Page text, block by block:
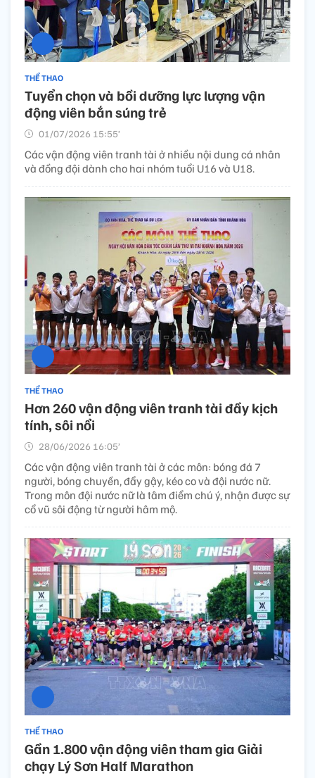
THỂ THAO
Tuyển chọn và bồi dưỡng lực lượng vận
động viên bắn súng trẻ
01/07/2026 15:55’
Các vận động viên tranh tài ở nhiều nội dung cá nhân
và đồng đội dành cho hai nhóm tuổi U16 và U18.
THỂ THAO
Hơn 260 vận động viên tranh tài đầy kịch
tính, sôi nổi
28/06/2026 16:05’
Các vận động viên tranh tài ở các môn: bóng đá 7
người, bóng chuyền, đẩy gậy, kéo co và đội nước nữ.
Trong môn đội nước nữ là tâm điểm chú ý, nhận được sự
cổ vũ sôi động từ người hâm mộ.
THỂ THAO
Gần 1.800 vận động viên tham gia Giải
chạy Lý Sơn Half Marathon